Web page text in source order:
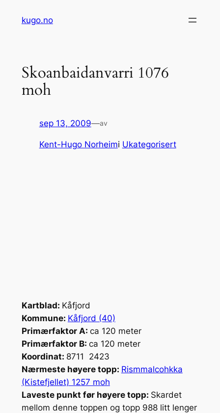
kugo.no
Skoanbaidanvarri 1076
moh
sep 13, 2009—av
Kent-Hugo Norheimi Ukategorisert
Kartblad: Kåfjord
Kommune: Kåfjord (40)
Primærfaktor A: ca 120 meter
Primærfaktor B: ca 120 meter
Koordinat: 8711 2423
Nærmeste høyere topp: Rismmalcohkka
(Kistefjellet) 1257 moh
Laveste punkt før høyere topp: Skardet
mellom denne toppen og topp 988 litt lenger